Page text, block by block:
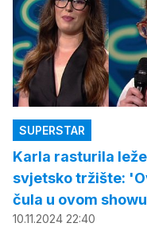
SUPERSTAR
Karla rasturila
svjetsko tržište:
čula u ovom
10.11.2024 22:40